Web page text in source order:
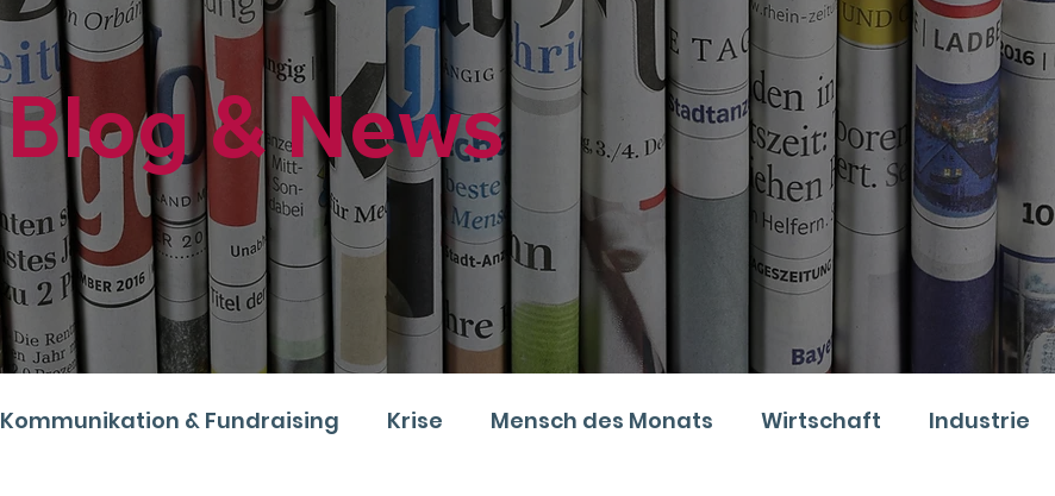
Blog & News
Kommunikation & Fundraising Krise Mensch des Monats Wirtschaft Industrie